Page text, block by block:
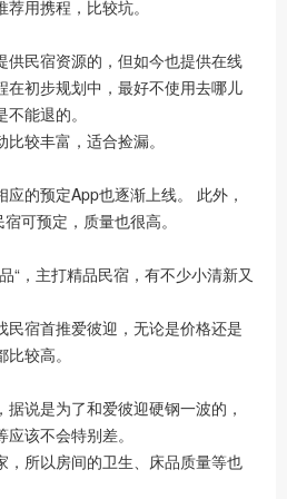
用携程，比较坑。
供民宿资源的，但如今也提供在线
在初步规划中，最好不使用去哪儿
能退的。
较丰富，适合捡漏。
的预定App也逐渐上线。 此外，
可预定，质量也很高。
“，主打精品民宿，有不少小清新又
民宿首推爱彼迎，无论是价格还是
较高。
说是为了和爱彼迎硬钢一波的，
该不会特别差。
，所以房间的卫生、床品质量等也